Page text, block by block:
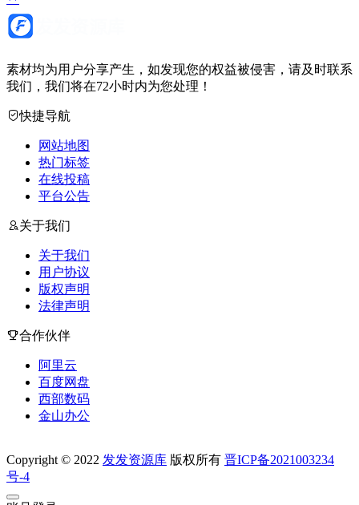
素材均为用户分享产生，如发现您的权益被侵害，请及时联系
我们，我们将在72小时内为您处理！
快捷导航
网站地图
热门标签
在线投稿
平台公告
关于我们
关于我们
用户协议
版权声明
法律声明
合作伙伴
阿里云
百度网盘
西部数码
金山办公
Copyright © 2022 发发资源库 版权所有 晋ICP备2021003234
号-4